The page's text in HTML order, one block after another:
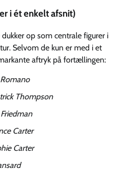
i ét enkelt afsnit)
op som centrale figurer i
Selvom de kun er med i et
aftryk på fortællingen:
Thompson
Carter
Carter